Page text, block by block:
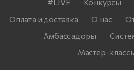
#LIVE Конкурсы
Оплата и доставка
О нас
Амбассадоры
Мастер-